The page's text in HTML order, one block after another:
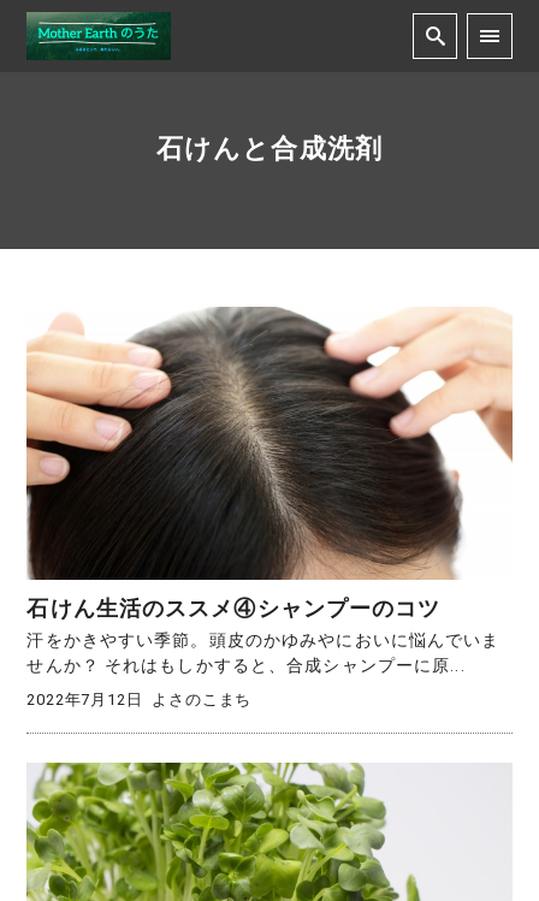
石けんと合成洗剤
石けん生活のススメ④シャンプーのコツ
汗をかきやすい季節。頭皮のかゆみやにおいに悩んでいま
せんか？ それはもしかすると、合成シャンプーに原...
2022年7月12日 よさのこまち